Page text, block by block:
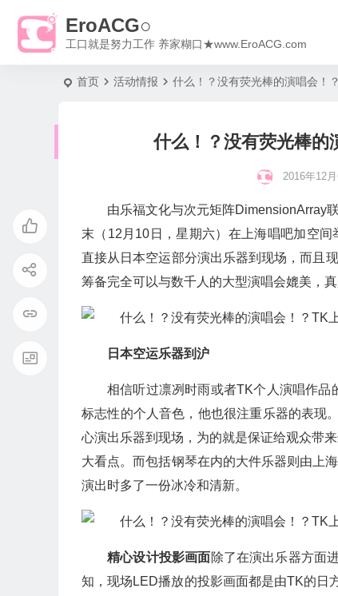
EroACG○
工口就是努力工作 养家糊口★www.EroACG.com
首页 活动情报 什么！？没有荧光棒的演唱会！
什么！？没有荧光棒的
2016年12
由乐福文化与次元矩阵DimensionArray
末（12月10日，星期六）在上海唱吧加空
直接从日本空运部分演出乐器到现场，而且
筹备完全可以与数千人的大型演唱会媲美，
日本空运乐器到沪
相信听过凛冽时雨或者TK个人演唱作
标志性的个人音色，他也很注重乐器的表现
心演出乐器到现场，为的就是保证给观众带
大看点。而包括钢琴在内的大件乐器则由上
演出时多了一份冰冷和清新。
精心设计投影画面除了在演出乐器方面
知，现场LED播放的投影画面都是由TK的日